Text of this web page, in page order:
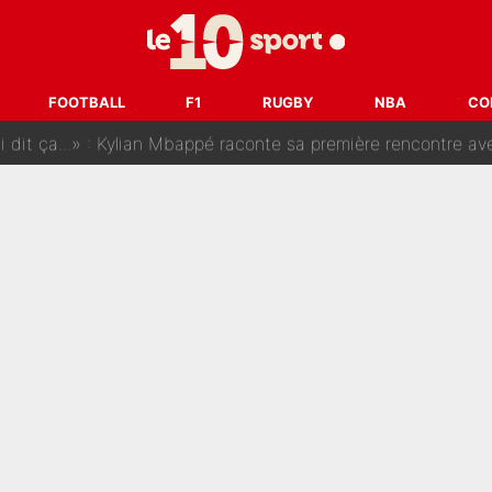
FOOTBALL F1 RUGBY NBA
les inséparables Kylian Mbappé et Achraf Hakimi
ses vacances, la star du XV de France a perdu sa
ça...» : Kylian Mbappé raconte sa première rencontre avec